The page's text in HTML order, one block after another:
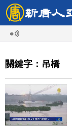
關鍵字：吊橋